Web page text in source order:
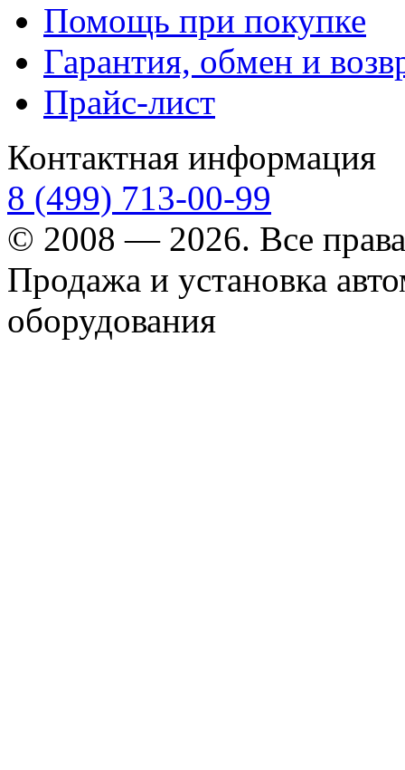
Помощь при покупке
Гарантия, обмен и
Прайс-лист
Контактная информация
8 (499) 713-00-99
© 2008 — 2026. Все
Продажа и установка
оборудования